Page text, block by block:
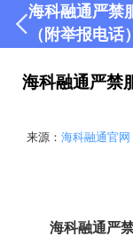
海科融通严禁
（附举报电话）
海科融通严禁
来源： 海科融通官网
海科融通严